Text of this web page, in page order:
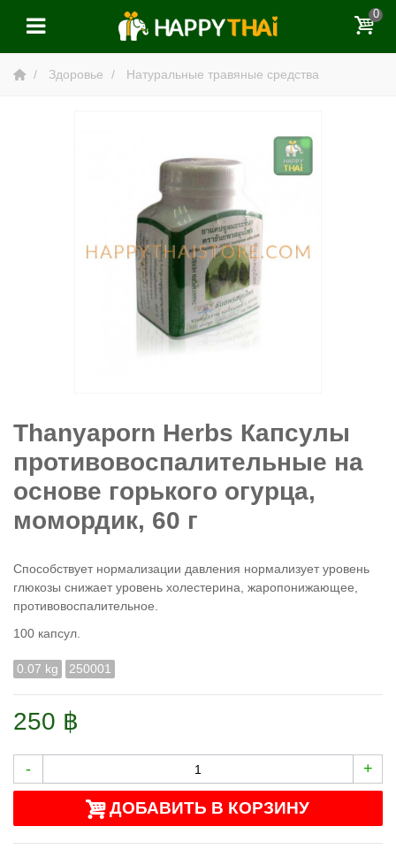
0
Здоровье Натуральные травяные средства
Thanyaporn Herbs Капсулы
противовоспалительные на
основе горького огурца,
момордик, 60 г
Способствует нормализации давления нормализует уровень
глюкозы снижает уровень холестерина, жаропонижающее,
противовоспалительное.
100 капсул.
0.07 kg 250001
250 ฿
- +
ДОБАВИТЬ В КОРЗИНУ